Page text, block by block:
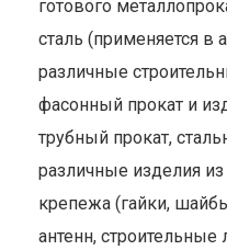
готового
сталь (применяется в
различные
фасонный прокат и
трубный прокат,
различные изделия
крепежа (гайки,
антенн, строительные